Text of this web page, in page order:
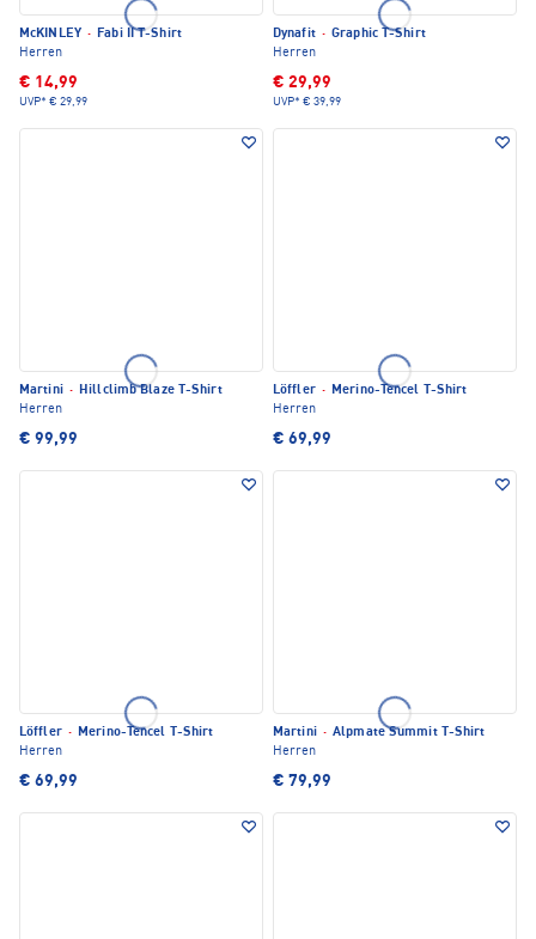
McKINLEY · Fabi II T-Shirt
Herren
€ 14,99
UVP* € 29,99
Dynafit · Graphic T-Shirt
Herren
€ 29,99
UVP* € 39,99
Martini · Hillclimb Blaze T-Shirt
Herren
€ 99,99
Löffler · Merino-Tencel T-Shirt
Herren
€ 69,99
Löffler · Merino-Tencel T-Shirt
Herren
€ 69,99
Martini · Alpmate Summit T-Shirt
Herren
€ 79,99